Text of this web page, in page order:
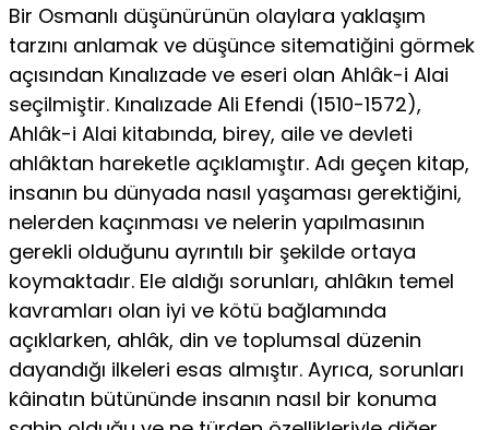
Bir Osmanlı düşünürünün olaylara yaklaşım
tarzını anlamak ve düşünce sitematiğini görmek
açısından Kınalızade ve eseri olan Ahlâk-i Alai
seçilmiştir. Kınalızade Ali Efendi (1510-1572),
Ahlâk-i Alai kitabında, birey, aile ve devleti
ahlâktan hareketle açıklamıştır. Adı geçen kitap,
insanın bu dünyada nasıl yaşa­ması gerektiğini,
nelerden kaçınması ve nelerin yapılmasının
gerekli olduğunu ayrıntılı bir şekilde ortaya
koymaktadır. Ele aldığı sorunları, ahlâkın temel
kav­ramları olan iyi ve kötü bağlamında
açıklarken, ahlâk, din ve toplumsal düzenin
dayandığı ilkeleri esas almıştır. Ayrıca, sorunları
kâinatın bütününde insanın na­sıl bir konuma